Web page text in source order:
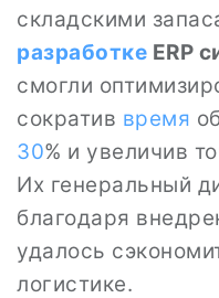
складскими
разработке ERP
смогли
сократив время
30% и увеличив
Их генеральный
благодаря
удалось
логистике.